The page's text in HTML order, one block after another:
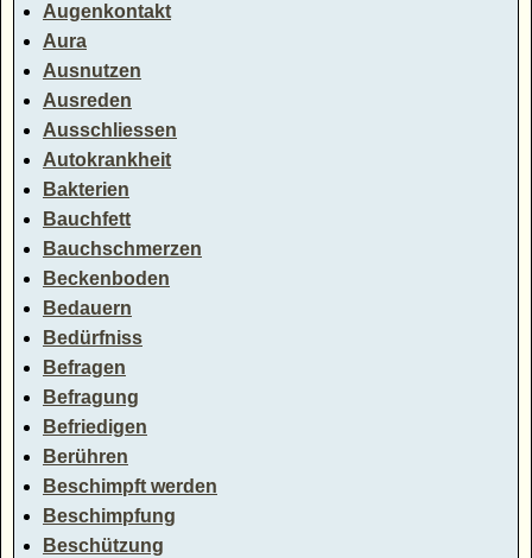
Augenkontakt
Aura
Ausnutzen
Ausreden
Ausschliessen
Autokrankheit
Bakterien
Bauchfett
Bauchschmerzen
Beckenboden
Bedauern
Bedürfniss
Befragen
Befragung
Befriedigen
Berühren
Beschimpft werden
Beschimpfung
Beschützung